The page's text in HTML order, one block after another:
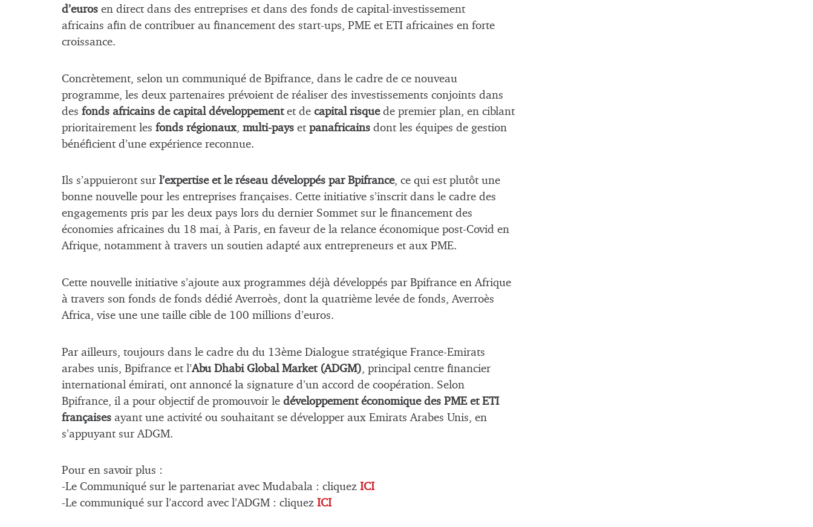
d’euros en direct dans des entreprises et dans des fonds de capital-investissement
africains afin de contribuer au financement des start-ups, PME et ETI africaines en forte
croissance.
Concrètement, selon un communiqué de Bpifrance, dans le cadre de ce nouveau
programme, les deux partenaires prévoient de réaliser des investissements conjoints dans
des fonds africains de capital développementet de capital risquede premier plan, en ciblant
prioritairement les fonds régionaux, multi-pays et panafricains dont les équipes de gestion
bénéficient d’une expérience reconnue.
Ils s’appuieront sur l’expertise et le réseau développés par Bpifrance, ce qui est plutôt une
bonne nouvelle pour les entreprises françaises. Cette initiative s’inscrit dans le cadre des
engagements pris par les deux pays lors du dernier Sommet sur le financement des
économies africaines du 18 mai, à Paris, en faveur de la relance économique post-Covid en
Afrique, notamment à travers un soutien adapté aux entrepreneurs et aux PME.
Cette nouvelle initiative s’ajoute aux programmes déjà développés par Bpifrance en Afrique
à travers son fonds de fonds dédié Averroès, dont la quatrième levée de fonds, Averroès
Africa, vise une une taille cible de 100 millions d’euros.
Par ailleurs, toujours dans le cadre du du 13ème Dialogue stratégique France-Emirats
arabes unis, Bpifrance et l’Abu Dhabi Global Market (ADGM) , principal centre financier
international émirati, ont annoncé la signature d’un accord de coopération. Selon
Bpifrance, il a pour objectif de promouvoir le développement économique des PME et ETI
françaises ayant une activité ou souhaitant se développer aux Emirats Arabes Unis, en
s’appuyant sur ADGM.
Pour en savoir plus :
-Le Communiqué sur le partenariat avec Mudabala : cliquez ICI
-Le communiqué sur l’accord avec l’ADGM : cliquez ICI